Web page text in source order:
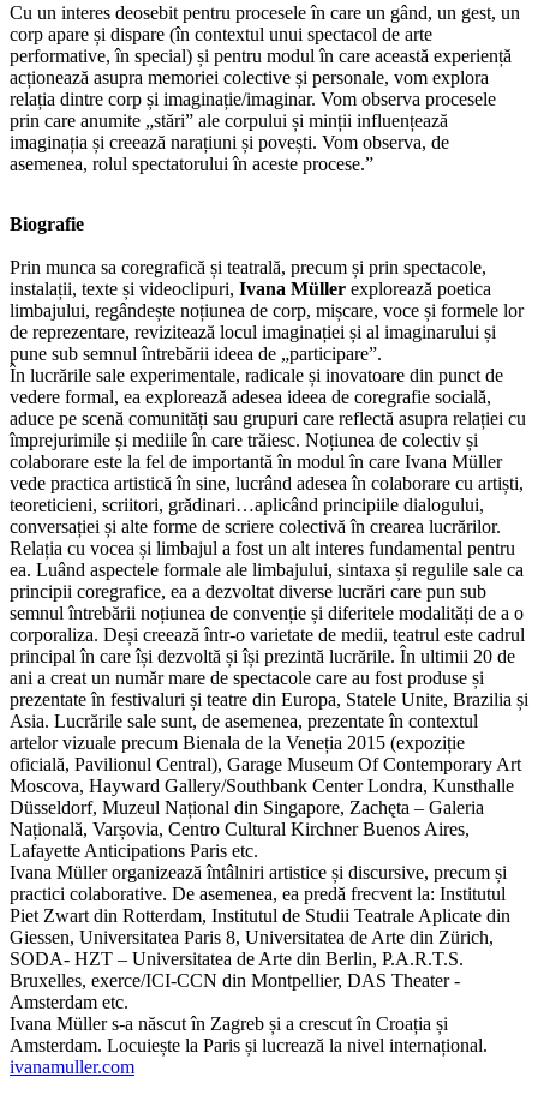
Cu un interes deosebit pentru procesele în care un gând, un gest, un
corp apare și dispare (în contextul unui spectacol de arte
performative, în special) și pentru modul în care această experiență
acționează asupra memoriei colective și personale, vom explora
relația dintre corp și imaginație/imaginar. Vom observa procesele
prin care anumite „stări” ale corpului și minții influențează
imaginația și creează narațiuni și povești. Vom observa, de
asemenea, rolul spectatorului în aceste procese.”
Biografie
Prin munca sa coregrafică și teatrală, precum și prin spectacole,
instalații, texte și videoclipuri, Ivana Müller explorează poetica
limbajului, regândește noțiunea de corp, mișcare, voce și formele lor
de reprezentare, revizitează locul imaginației și al imaginarului și
pune sub semnul întrebării ideea de „participare”.
În lucrările sale experimentale, radicale și inovatoare din punct de
vedere formal, ea explorează adesea ideea de coregrafie socială,
aduce pe scenă comunități sau grupuri care reflectă asupra relației cu
împrejurimile și mediile în care trăiesc. Noțiunea de colectiv și
colaborare este la fel de importantă în modul în care Ivana Müller
vede practica artistică în sine, lucrând adesea în colaborare cu artiști,
teoreticieni, scriitori, grădinari…aplicând principiile dialogului,
conversației și alte forme de scriere colectivă în crearea lucrărilor.
Relația cu vocea și limbajul a fost un alt interes fundamental pentru
ea. Luând aspectele formale ale limbajului, sintaxa și regulile sale ca
principii coregrafice, ea a dezvoltat diverse lucrări care pun sub
semnul întrebării noțiunea de convenție și diferitele modalități de a o
corporaliza. Deși creează într-o varietate de medii, teatrul este cadrul
principal în care își dezvoltă și își prezintă lucrările. În ultimii 20 de
ani a creat un număr mare de spectacole care au fost produse și
prezentate în festivaluri și teatre din Europa, Statele Unite, Brazilia și
Asia. Lucrările sale sunt, de asemenea, prezentate în contextul
artelor vizuale precum Bienala de la Veneția 2015 (expoziție
oficială, Pavilionul Central), Garage Museum Of Contemporary Art
Moscova, Hayward Gallery/Southbank Center Londra, Kunsthalle
Düsseldorf, Muzeul Național din Singapore, Zachęta – Galeria
Națională, Varșovia, Centro Cultural Kirchner Buenos Aires,
Lafayette Anticipations Paris etc.
Ivana Müller organizează întâlniri artistice și discursive, precum și
practici colaborative. De asemenea, ea predă frecvent la: Institutul
Piet Zwart din Rotterdam, Institutul de Studii Teatrale Aplicate din
Giessen, Universitatea Paris 8, Universitatea de Arte din Zürich,
SODA- HZT – Universitatea de Arte din Berlin, P.A.R.T.S.
Bruxelles, exerce/ICI-CCN din Montpellier, DAS Theater -
Amsterdam etc.
Ivana Müller s-a născut în Zagreb și a crescut în Croația și
Amsterdam. Locuiește la Paris și lucrează la nivel internațional.
ivanamuller.com